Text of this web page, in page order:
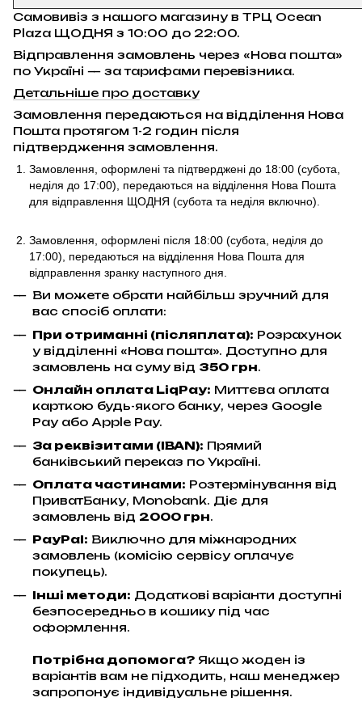
Самовивіз з нашого магазину в ТРЦ Ocean
Plaza ЩОДНЯ з 10:00 до 22:00.
Відправлення замовлень через «Нова пошта»
по Україні — за тарифами перевізника.
Детальніше про доставку
Замовлення передаються на відділення Нова
Пошта протягом 1-2 годин після
підтвердження замовлення.
Замовлення, оформлені та підтверджені до 18:00 (субота,
неділя до 17:00) , передаються на відділення Нова Пошта
для відправлення ЩОДНЯ (субота та неділя включно).
Замовлення, оформлені після 18:00 (субота, неділя до
17:00), передаються на відділення Нова Пошта для
відправлення зранку наступного дня.
Ви можете обрати найбільш зручний для
вас спосіб оплати:
При отриманні (післяплата): Розрахунок
у відділенні «Нова пошта». Доступно для
замовлень на суму від 350 грн.
Онлайн оплата LiqPay: Миттєва оплата
карткою будь-якого банку, через Google
Pay або Apple Pay.
За реквізитами (IBAN): Прямий
банківський переказ по Україні.
Оплата частинами: Розтермінування від
ПриватБанку, Monobank. Діє для
замовлень від 2000 грн.
PayPal: Виключно для міжнародних
замовлень (комісію сервісу оплачує
покупець).
Інші методи: Додаткові варіанти доступні
безпосередньо в кошику під час
оформлення.
Потрібна допомога? Якщо жоден із
варіантів вам не підходить, наш менеджер
запропонує індивідуальне рішення.